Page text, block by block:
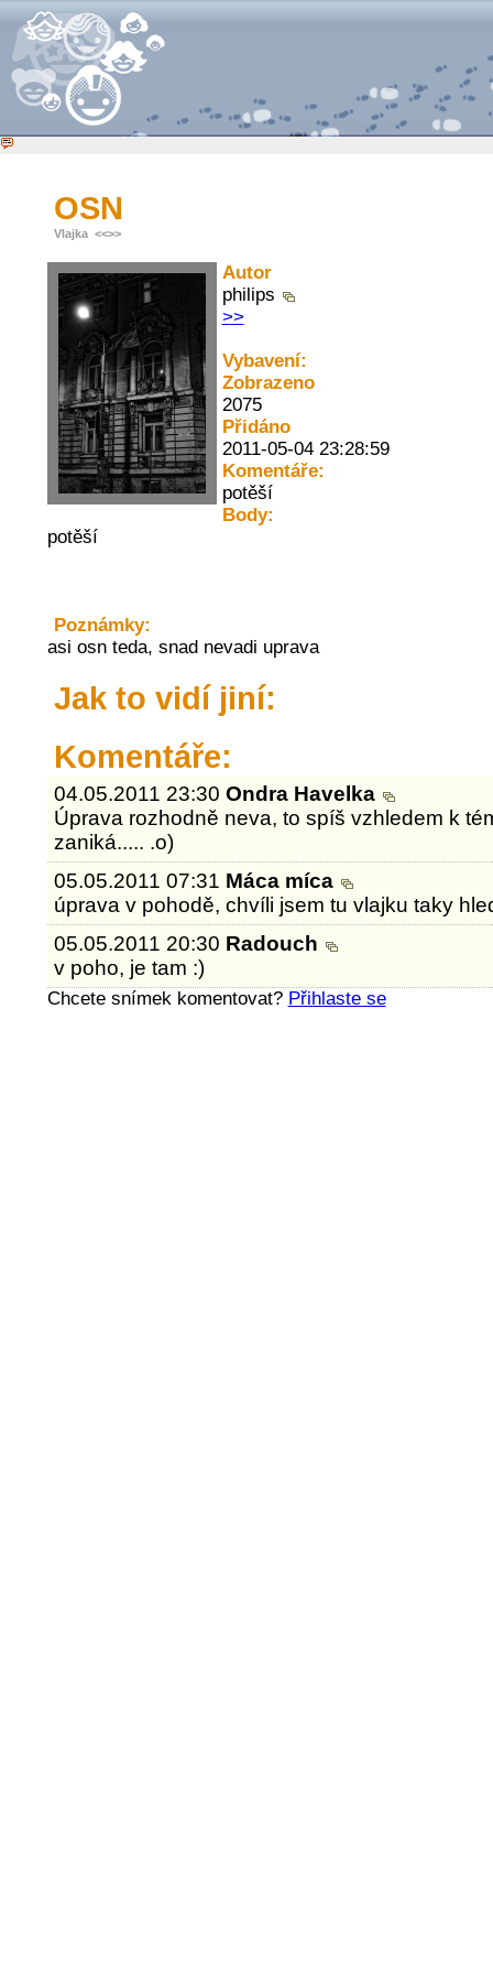
OSN
Vlajka <<>>
Autor
philips
>>
Vybavení:
Zobrazeno
2075
Přidáno
2011-05-04 23:28:59
Komentáře:
potěší
Body:
potěší
Poznámky:
asi osn teda, snad nevadi uprava
Jak to vidí jiní:
Komentáře:
04.05.2011 23:30Ondra Havelka
Úprava rozhodně neva, to spíš vzhledem k
zaniká..... .o)
05.05.2011 07:31 Máca míca
úprava v pohodě, chvíli jsem tu vlajku taky
05.05.2011 20:30 Radouch
v poho, je tam :)
Chcete snímek komentovat? Přihlaste se